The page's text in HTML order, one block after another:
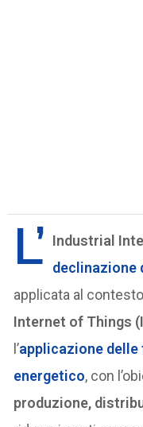
L’ Industrial
declinazione
applicata al
Internet of Things
l’applicazione
energetico, con
produzione,